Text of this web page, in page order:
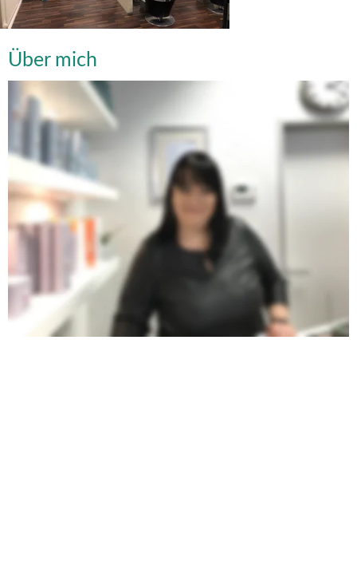
Über mich
Manuela Opeleyeru, Friseurmeisterin